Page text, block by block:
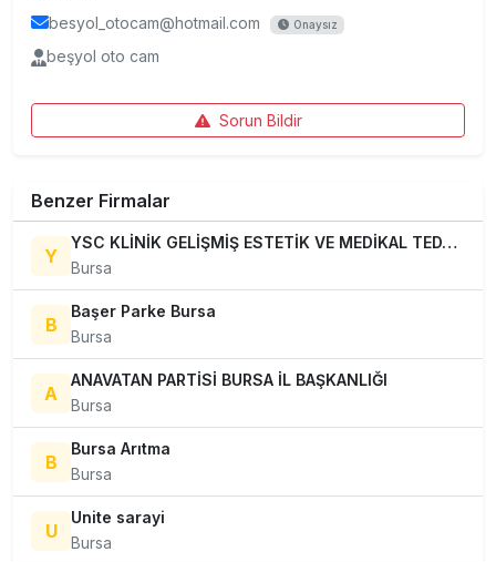
besyol_otocam@hotmail.com Onaysız
beşyol oto cam
Sorun Bildir
Benzer Firmalar
Y
YSC KLİNİK GELİŞMİŞ ESTETİK VE MEDİKAL TEDAVİLER
Bursa
B
Başer Parke Bursa
Bursa
A
ANAVATAN PARTİSİ BURSA İL BAŞKANLIĞI
Bursa
B
Bursa Arıtma
Bursa
U
Unite sarayi
Bursa